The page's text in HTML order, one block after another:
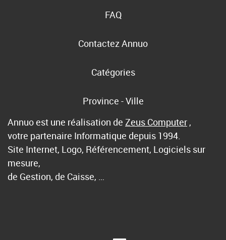
FAQ
Contactez Annuo
Catégories
Province - Ville
Annuo est une réalisation de Zeus Computer ,
votre partenaire Informatique depuis 1994.
Site Internet, Logo, Référencement, Logiciels sur
mesure,
de Gestion, de Caisse, …